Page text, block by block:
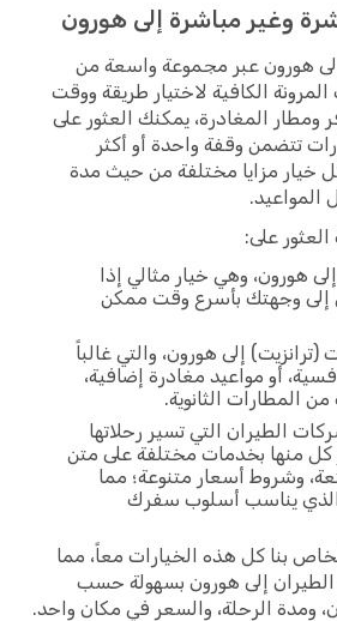
وغير مباشرة إلى هورون
هورون عبر مجموعة واسعة من
الكافية لاختيار طريقة ووقت
ومطار المغادرة، يمكنك العثور على
تتضمن وقفة واحدة أو أكثر
خيار مزايا مختلفة من حيث مدة
المواعيد.
العثور على:
هورون، وهي خيار مثالي إذا
وجهتك بأسرع وقت ممكن
إلى هورون، والتي غالباً
أو مواعيد مغادرة إضافية،
المطارات الثانوية.
الطيران التي تسير رحلاتها
كل منها بخدمات مختلفة على متن
وشروط أسعار متنوعة؛ مما
الذي يناسب أسلوب سفرك
بنا كل هذه الخيارات معاً، مما
الطيران إلى هورون بسهولة حسب
ومدة الرحلة، والسعر في مكان واحد.